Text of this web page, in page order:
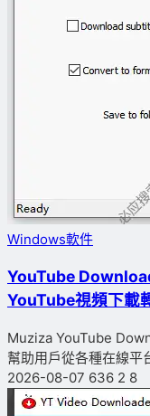
Windows軟件
YouTube
YouTube視頻下載
Muziza YouTube
幫助用戶從各種在線平
2026-08-07 636 2 8